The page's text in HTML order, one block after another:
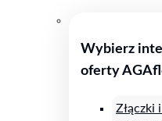
Wybierz
oferty
Złączki